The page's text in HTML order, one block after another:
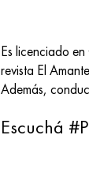
Es licenciado
revista El
Además,
Escuchá